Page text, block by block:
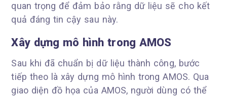
quan trọng để đảm bảo rằng dữ liệu sẽ cho kết
quả đáng tin cậy sau này.
Xây dựng mô hình trong AMOS
Sau khi đã chuẩn bị dữ liệu thành công, bước
tiếp theo là xây dựng mô hình trong AMOS. Qua
giao diện đồ họa của AMOS, người dùng có thể